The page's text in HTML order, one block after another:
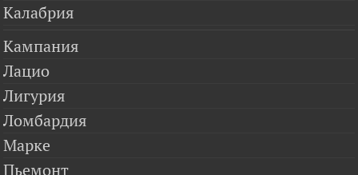
Калабрия
Кампания
Лацио
Лигурия
Ломбардия
Марке
Пьемонт